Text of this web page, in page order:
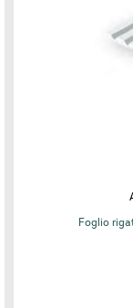
Foglio